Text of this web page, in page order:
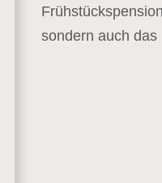
sondern auch